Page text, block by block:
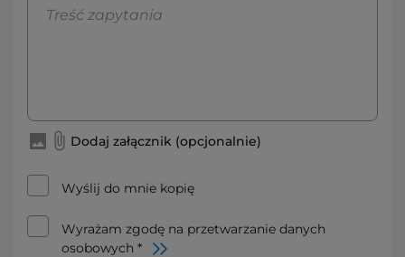
Dodaj załącznik (opcjonalnie)
Wyślij do mnie kopię
Wyrażam zgodę na przetwarzanie danych
osobowych *